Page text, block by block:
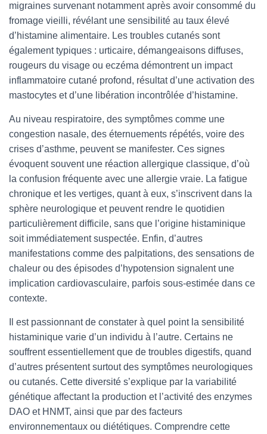
migraines survenant notamment après avoir consommé du
fromage vieilli, révélant une sensibilité au taux élevé
d’histamine alimentaire. Les troubles cutanés sont
également typiques : urticaire, démangeaisons diffuses,
rougeurs du visage ou eczéma démontrent un impact
inflammatoire cutané profond, résultat d’une activation des
mastocytes et d’une libération incontrôlée d’histamine.
Au niveau respiratoire, des symptômes comme une
congestion nasale, des éternuements répétés, voire des
crises d’asthme, peuvent se manifester. Ces signes
évoquent souvent une réaction allergique classique, d’où
la confusion fréquente avec une allergie vraie. La fatigue
chronique et les vertiges, quant à eux, s’inscrivent dans la
sphère neurologique et peuvent rendre le quotidien
particulièrement difficile, sans que l’origine histaminique
soit immédiatement suspectée. Enfin, d’autres
manifestations comme des palpitations, des sensations de
chaleur ou des épisodes d’hypotension signalent une
implication cardiovasculaire, parfois sous-estimée dans ce
contexte.
Il est passionnant de constater à quel point la sensibilité
histaminique varie d’un individu à l’autre. Certains ne
souffrent essentiellement que de troubles digestifs, quand
d’autres présentent surtout des symptômes neurologiques
ou cutanés. Cette diversité s’explique par la variabilité
génétique affectant la production et l’activité des enzymes
DAO et HNMT, ainsi que par des facteurs
environnementaux ou diététiques. Comprendre cette